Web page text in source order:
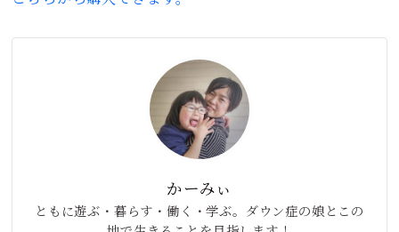
かーみぃ
ともに遊ぶ・暮らす・働く・学ぶ。ダウン症の娘とこの